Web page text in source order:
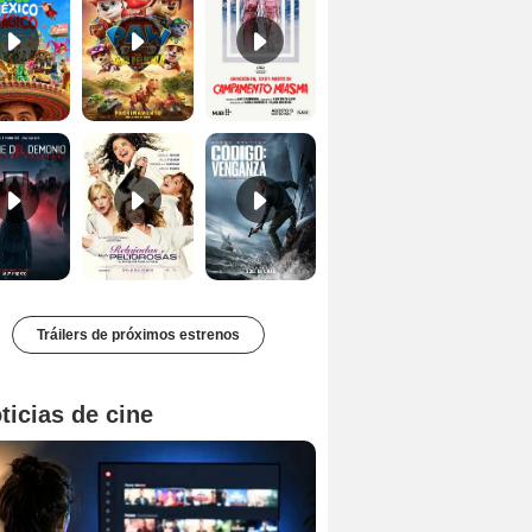
Primer Tráiler Oficial Subtitulado de 'La Noche Del Demonio: Están Entre Nosotros' Primer Tráiler Oficial Subtitulado de 'Relajadas y Muy Peligrosas' Primer Tráiler Oficial Subtitulado de 'Código: Venganza'
Tráilers de próximos estrenos
de cine